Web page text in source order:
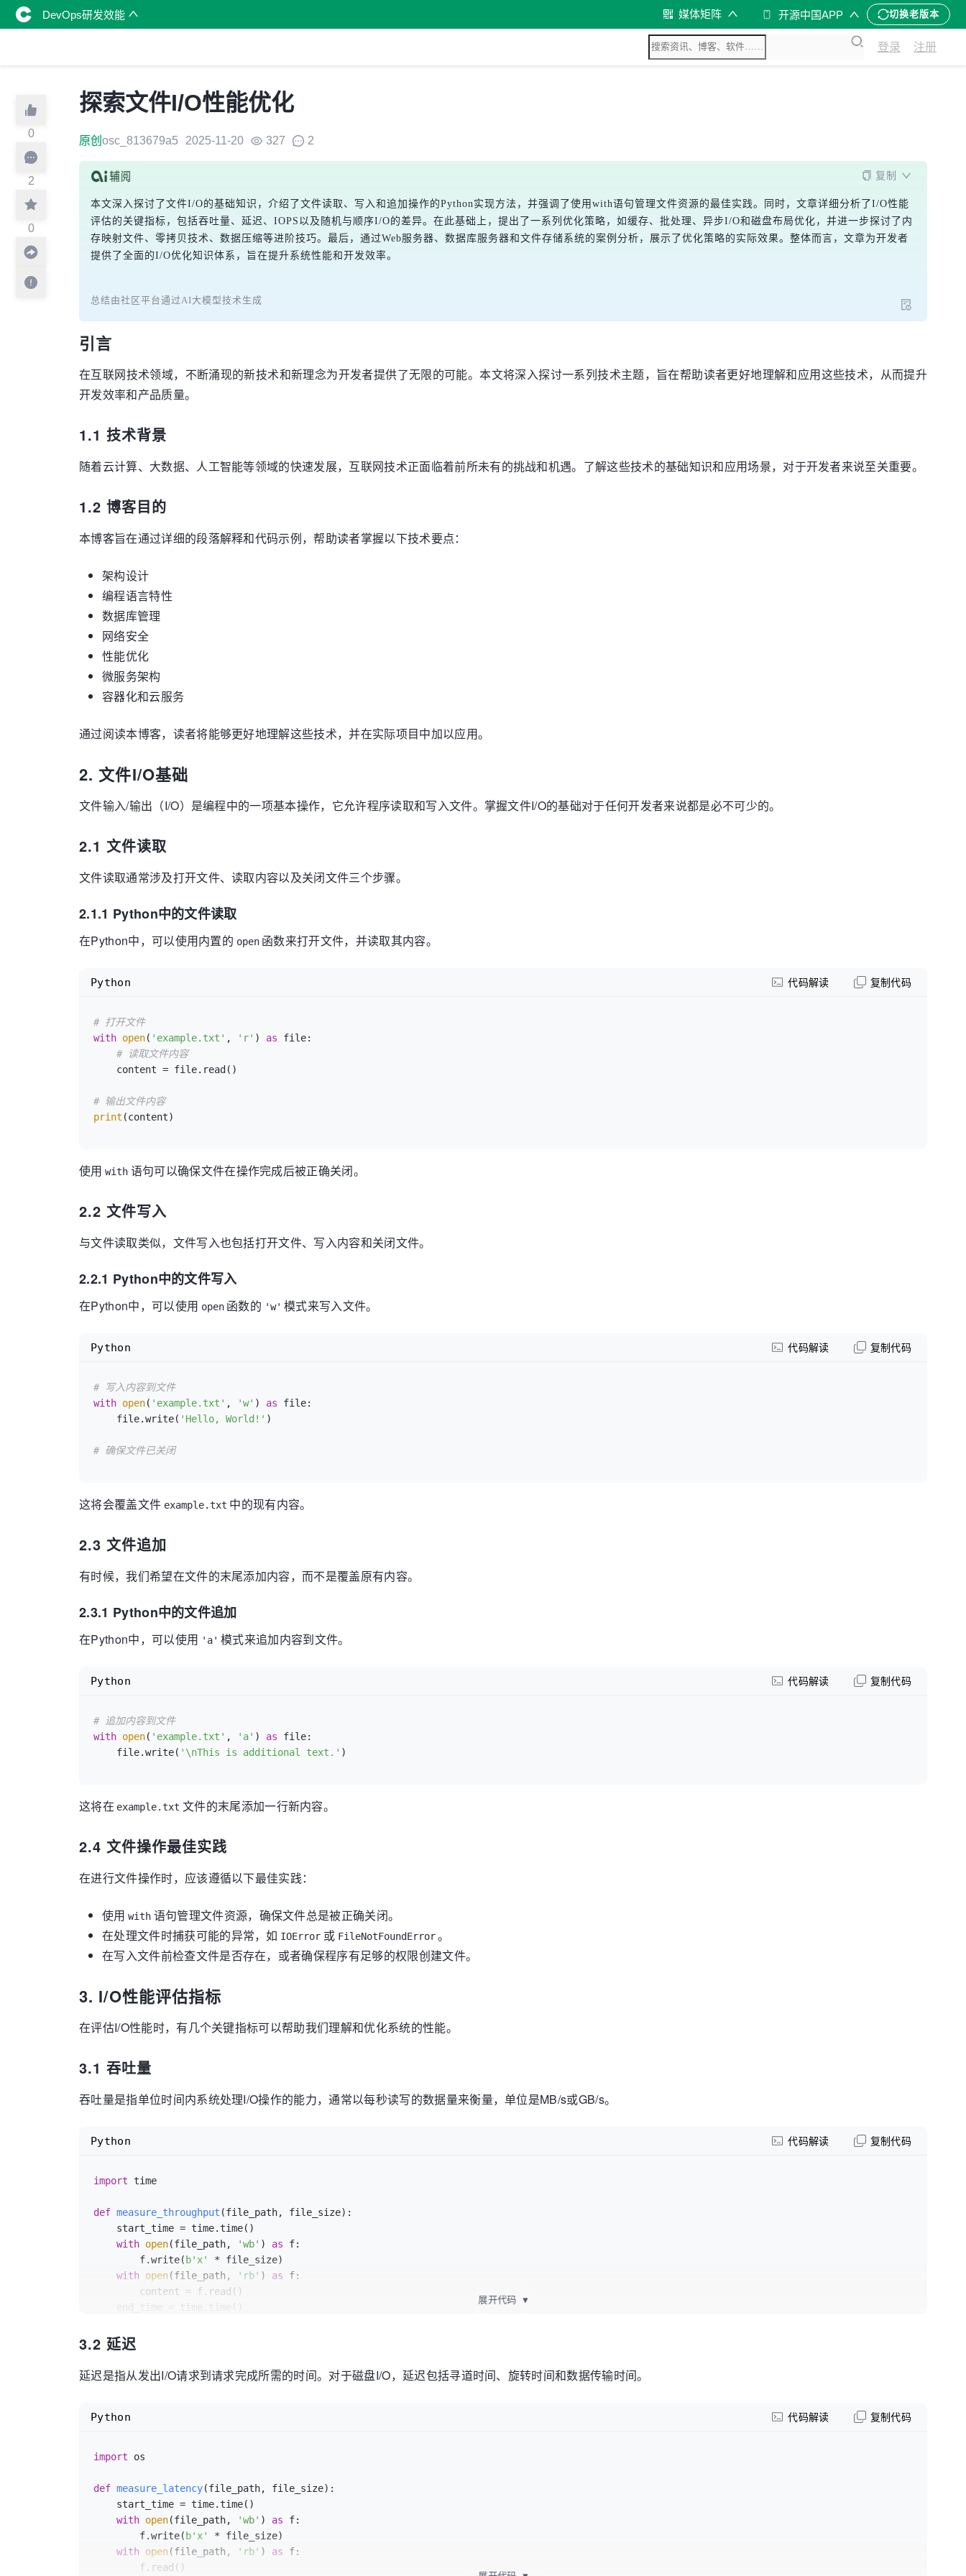
DevOps研发效能 媒体矩阵 开源中国APP 切换老版本
登录 注册
0
2
0
探索文件I/O性能优化
原创 osc_813679a5 2025-11-20 327 2
复制
本文深入探讨了文件I/O的基础知识，介绍了文件读取、写入和追加操作的Python实现方法，并强调了使用with语句管理文件资源的最佳实践。同时，文章详细分析了I/O性能
评估的关键指标，包括吞吐量、延迟、IOPS以及随机与顺序I/O的差异。在此基础上，提出了一系列优化策略，如缓存、批处理、异步I/O和磁盘布局优化，并进一步探讨了内
存映射文件、零拷贝技术、数据压缩等进阶技巧。最后，通过Web服务器、数据库服务器和文件存储系统的案例分析，展示了优化策略的实际效果。整体而言，文章为开发者
提供了全面的I/O优化知识体系，旨在提升系统性能和开发效率。
总结由社区平台通过AI大模型技术生成
引言
在互联网技术领域，不断涌现的新技术和新理念为开发者提供了无限的可能。本文将深入探讨一系列技术主题，旨在帮助读者更好地理解和应用这些技术，从而提升
开发效率和产品质量。
1.1 技术背景
随着云计算、大数据、人工智能等领域的快速发展，互联网技术正面临着前所未有的挑战和机遇。了解这些技术的基础知识和应用场景，对于开发者来说至关重要。
1.2 博客目的
本博客旨在通过详细的段落解释和代码示例，帮助读者掌握以下技术要点：
架构设计
编程语言特性
数据库管理
网络安全
性能优化
微服务架构
容器化和云服务
通过阅读本博客，读者将能够更好地理解这些技术，并在实际项目中加以应用。
2. 文件I/O基础
文件输入/输出（I/O）是编程中的一项基本操作，它允许程序读取和写入文件。掌握文件I/O的基础对于任何开发者来说都是必不可少的。
2.1 文件读取
文件读取通常涉及打开文件、读取内容以及关闭文件三个步骤。
2.1.1 Python中的文件读取
在Python中，可以使用内置的 open 函数来打开文件，并读取其内容。
# 打开文件
with open( 'example.txt' , 'r' ) as file:
# 读取文件内容
# 输出文件内容
print
Python 代码解读 复制代码
使用 with 语句可以确保文件在操作完成后被正确关闭。
2.2 文件写入
与文件读取类似，文件写入也包括打开文件、写入内容和关闭文件。
2.2.1 Python中的文件写入
在Python中，可以使用 open 函数的 'w' 模式来写入文件。
# 写入内容到文件
with open( 'example.txt' , 'w' ) as file:
    file.write(
'Hello, World!' )
# 确保文件已关闭
Python 代码解读 复制代码
这将会覆盖文件 example.txt 中的现有内容。
2.3 文件追加
有时候，我们希望在文件的末尾添加内容，而不是覆盖原有内容。
2.3.1 Python中的文件追加
在Python中，可以使用 'a' 模式来追加内容到文件。
# 追加内容到文件
with open( 'example.txt' , 'a' ) as file:
    file.write(
'\nThis is additional text.'
Python 代码解读 复制代码
这将在 example.txt 文件的末尾添加一行新内容。
2.4 文件操作最佳实践
在进行文件操作时，应该遵循以下最佳实践：
使用 with 语句管理文件资源，确保文件总是被正确关闭。
在处理文件时捕获可能的异常，如 IOError 或 FileNotFoundError 。
在写入文件前检查文件是否存在，或者确保程序有足够的权限创建文件。
3. I/O性能评估指标
在评估I/O性能时，有几个关键指标可以帮助我们理解和优化系统的性能。
3.1 吞吐量
吞吐量是指单位时间内系统处理I/O操作的能力，通常以每秒读写的数据量来衡量，单位是MB/s或GB/s。
import time
def measure_throughput (file_path, file_size):
with open(file_path, 'wb' ) as f:
        f.write(
b'x'
* file_size)
with
open (file_path, 'rb' ) as f:
    throughput = file_size *
return
file_size =
Python 代码解读 复制代码
展开代码 ▼
3.2 延迟
延迟是指从发出I/O请求到请求完成所需的时间。对于磁盘I/O，延迟包括寻道时间、旋转时间和数据传输时间。
import os
def measure_latency(file_path, file_size):
with open(file_path, 'wb' ) as f:
        f.write(
b'x'
* file_size)
with
open (file_path, 'rb' ) as f:
Python 代码解读 复制代码